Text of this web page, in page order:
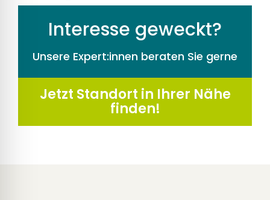
Interesse geweckt?
Unsere Expert:innen beraten Sie gerne
Jetzt Standort in Ihrer Nähe
finden!